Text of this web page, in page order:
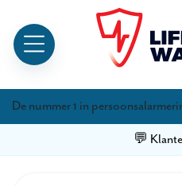
De nummer 1 in
💬